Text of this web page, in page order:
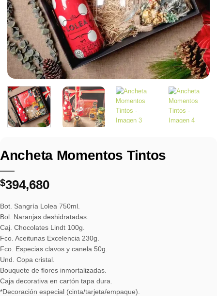
Ancheta Momentos Tintos
$394,680
Bot. Sangría Lolea 750ml.
Bol. Naranjas deshidratadas.
Caj. Chocolates Lindt 100g.
Fco. Aceitunas Excelencia 230g.
Fco. Especias clavos y canela 50g.
Und. Copa cristal.
Bouquete de flores inmortalizadas.
Caja decorativa en cartón tapa dura.
*Decoración especial (cinta/tarjeta/empaque).